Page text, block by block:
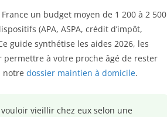
un budget moyen de 1 200 à 2 500
(APA, ASPA, crédit d’impôt,
guide synthétise les aides 2026, les
à votre proche âgé de rester
notre dossier maintien à domicile.
vieillir chez eux selon une